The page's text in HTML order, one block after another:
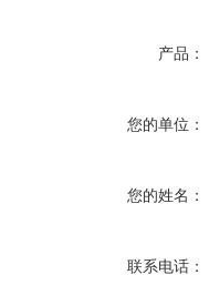
产品：
您的单位：
您的姓名：
联系电话：